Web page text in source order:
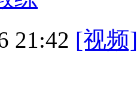
21:42 [视频